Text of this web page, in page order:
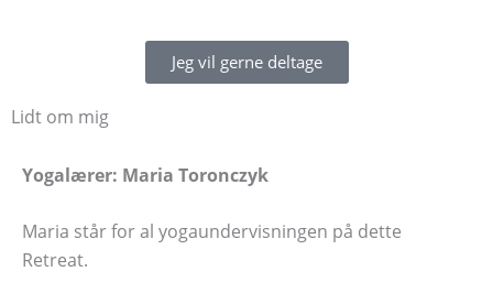
Jeg vil gerne deltage
Lidt om mig
Yogalærer: Maria Toronczyk
Maria står for al yogaundervisningen på dette
Retreat.